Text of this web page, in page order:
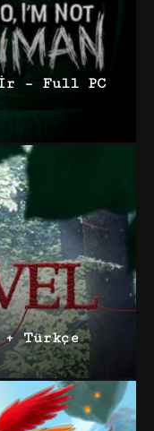
– Full PC
Türkçe